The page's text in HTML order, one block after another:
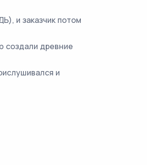
и заказчик потом
создали древние
и